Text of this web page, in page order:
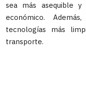
sea más asequible
económico.
tecnologías más
transporte.